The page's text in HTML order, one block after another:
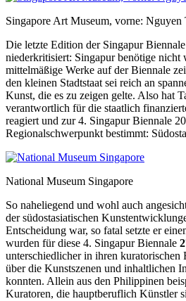
Singapore Art Museum, vorne:
Die letzte Edition der Singapur
niederkritisiert: Singapur benötige nicht
mittelmäßige Werke auf der Biennale
den kleinen Stadtstaat sei reich an
Kunst, die es zu zeigen gelte. Also hat
verantwortlich für die staatlich
reagiert und zur 4. Singapur Biennale
Regionalschwerpunkt bestimmt:
National Museum Singapore
So naheliegend und wohl auch
der südostasiatischen
Entscheidung war, so fatal setzte er
wurden für diese 4. Singapur Biennale
unterschiedlicher in ihren kuratorischen
über die Kunstszenen und inhaltlichen
konnten. Allein aus den Philippinen
Kuratoren, die hauptberuflich Künstler